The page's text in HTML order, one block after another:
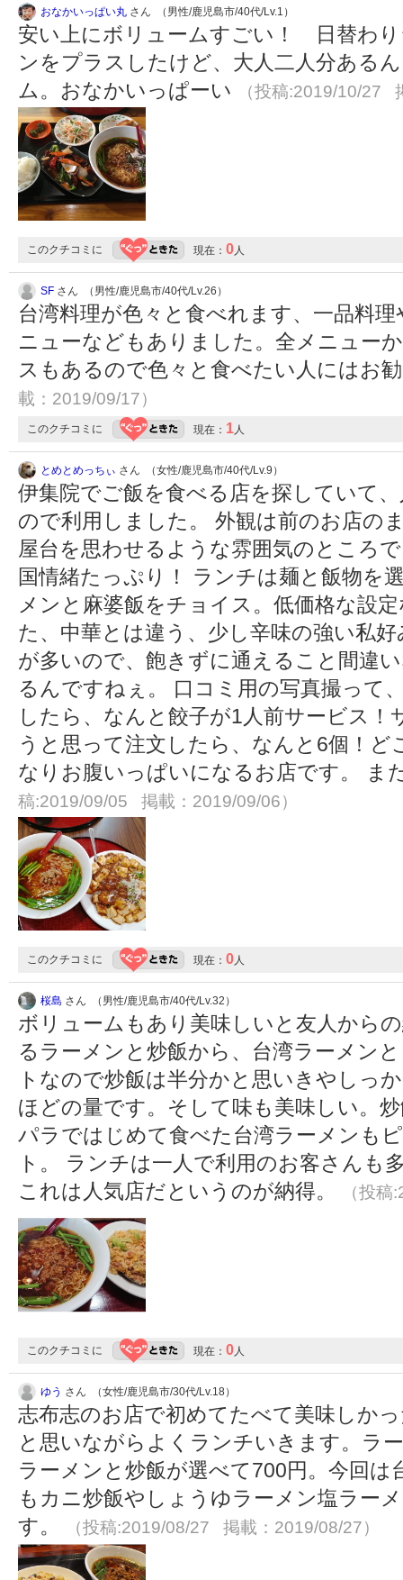
おなかいっぱい丸 さん （男性/鹿児島市/40代/Lv.1）
安い上にボリュームすごい！ 日替わ
ンをプラスしたけど、大人二人分ある
ム。おなかいっぱーい
（投稿:2019/10/27
このクチコミに 現在： 0人
SF さん （男性/鹿児島市/40代/Lv.26）
台湾料理が色々と食べれます、一品料
ニューなどもありました。全メニュー
スもあるので色々と食べたい人にはお
載：2019/09/17）
このクチコミに 現在： 1人
とめとめっちぃ さん （女性/鹿児島市/40代/Lv.9）
伊集院でご飯を食べる店を探していて
ので利用しました。 外観は前のお店の
屋台を思わせるような雰囲気のところ
国情緒たっぷり！ ランチは麺と飯物を
メンと麻婆飯をチョイス。低価格な設
た、中華とは違う、少し辛味の強い私
が多いので、飽きずに通えること間違
るんですねぇ。 口コミ用の写真撮って
したら、なんと餃子が1人前サービス
うと思って注文したら、なんと6個！
なりお腹いっぱいになるお店です。 ま
稿:2019/09/05 掲載：2019/09/06）
このクチコミに 現在： 0人
桜島 さん （男性/鹿児島市/40代/Lv.32）
ボリュームもあり美味しいと友人から
るラーメンと炒飯から、台湾ラーメン
トなので炒飯は半分かと思いきやしっ
ほどの量です。そして味も美味しい。
パラではじめて食べた台湾ラーメンも
ト。 ランチは一人で利用のお客さんも
これは人気店だというのが納得。
（投
このクチコミに 現在： 0人
ゆう さん （女性/鹿児島市/30代/Lv.18）
志布志のお店で初めてたべて美味しか
と思いながらよくランチいきます。ラ
ラーメンと炒飯が選べて700円。今回
もカニ炒飯やしょうゆラーメン塩ラー
す。
（投稿:2019/08/27 掲載：2019/08/27）